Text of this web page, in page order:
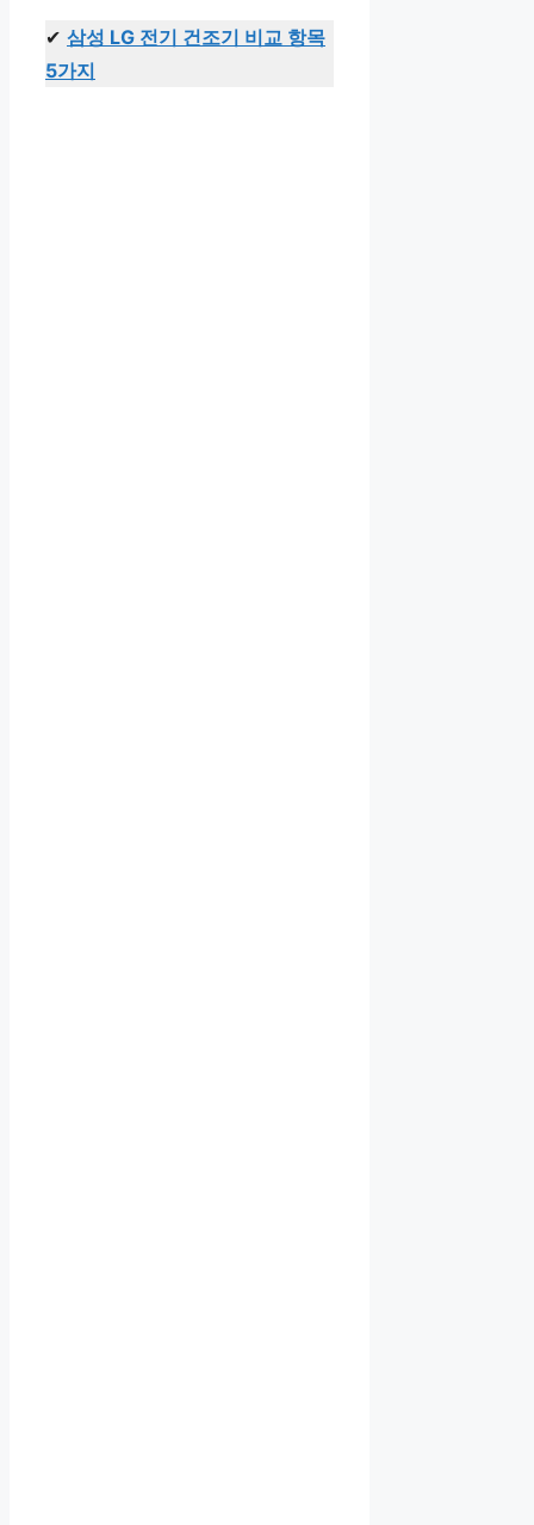
✔ 삼성 LG 전기 건조기 비교 항목
5가지